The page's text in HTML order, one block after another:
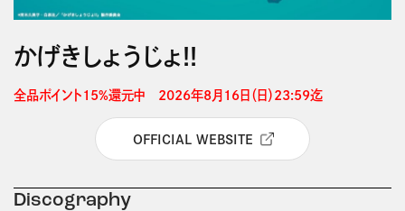
かげきしょうじょ!!
全品ポイント15%還元中　2026年8月16日（日）23:59迄
OFFICIAL WEBSITE
Discography